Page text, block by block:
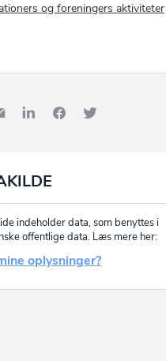
og foreningers aktiviteter
indeholder data, som benyttes i
offentlige data. Læs mere her:
oplysninger?